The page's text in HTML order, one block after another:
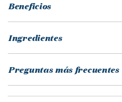
Beneficios
Ingredientes
Preguntas más frecuentes